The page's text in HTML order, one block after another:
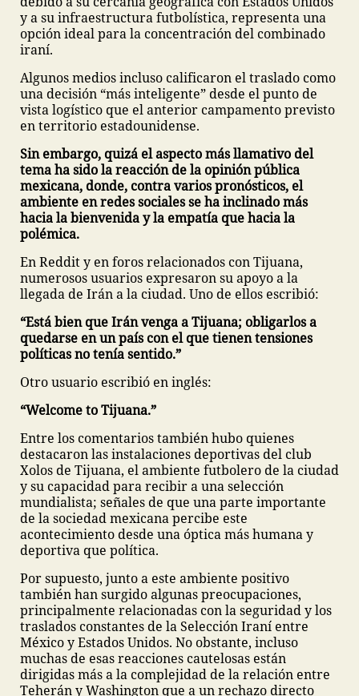
y a su infraestructura futbolística, representa una
opción ideal para la concentración del combinado
iraní.
Algunos medios incluso calificaron el traslado como
una decisión “más inteligente” desde el punto de
vista logístico que el anterior campamento previsto
en territorio estadounidense.
Sin embargo, quizá el aspecto más llamativo del
tema ha sido la reacción de la opinión pública
mexicana, donde, contra varios pronósticos, el
ambiente en redes sociales se ha inclinado más
hacia la bienvenida y la empatía que hacia la
polémica.
En Reddit y en foros relacionados con Tijuana,
numerosos usuarios expresaron su apoyo a la
llegada de Irán a la ciudad. Uno de ellos escribió:
“Está bien que Irán venga a Tijuana; obligarlos a
quedarse en un país con el que tienen tensiones
políticas no tenía sentido.”
Otro usuario escribió en inglés:
“Welcome to Tijuana.”
Entre los comentarios también hubo quienes
destacaron las instalaciones deportivas del club
Xolos de Tijuana, el ambiente futbolero de la ciudad
y su capacidad para recibir a una selección
mundialista; señales de que una parte importante
de la sociedad mexicana percibe este
acontecimiento desde una óptica más humana y
deportiva que política.
Por supuesto, junto a este ambiente positivo
también han surgido algunas preocupaciones,
principalmente relacionadas con la seguridad y los
traslados constantes de la Selección Iraní entre
México y Estados Unidos. No obstante, incluso
muchas de esas reacciones cautelosas están
dirigidas más a la complejidad de la relación entre
Teherán y Washington que a un rechazo directo